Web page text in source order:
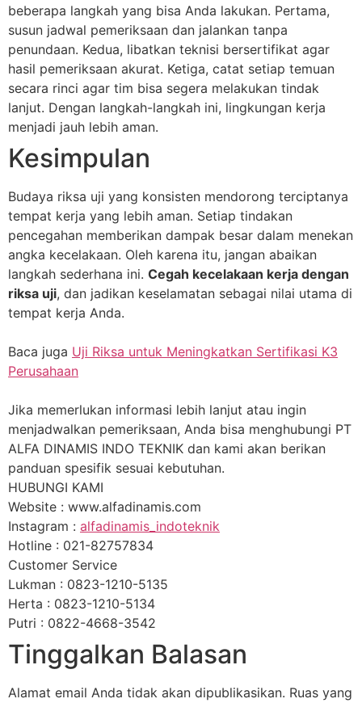
beberapa langkah yang bisa Anda lakukan. Pertama,
susun jadwal pemeriksaan dan jalankan tanpa
penundaan. Kedua, libatkan teknisi bersertifikat agar
hasil pemeriksaan akurat. Ketiga, catat setiap temuan
secara rinci agar tim bisa segera melakukan tindak
lanjut. Dengan langkah-langkah ini, lingkungan kerja
menjadi jauh lebih aman.
Kesimpulan
Budaya riksa uji yang konsisten mendorong terciptanya
tempat kerja yang lebih aman. Setiap tindakan
pencegahan memberikan dampak besar dalam menekan
angka kecelakaan. Oleh karena itu, jangan abaikan
langkah sederhana ini. Cegah kecelakaan kerja dengan
riksa uji, dan jadikan keselamatan sebagai nilai utama di
tempat kerja Anda.
Baca juga Uji Riksa untuk Meningkatkan Sertifikasi K3
Perusahaan
Jika memerlukan informasi lebih lanjut atau ingin
menjadwalkan pemeriksaan, Anda bisa menghubungi PT
ALFA DINAMIS INDO TEKNIK dan kami akan berikan
panduan spesifik sesuai kebutuhan.
HUBUNGI KAMI
Website : www.alfadinamis.com
Instagram : alfadinamis_indoteknik
Hotline : 021-82757834
Customer Service
Lukman : 0823-1210-5135
Herta : 0823-1210-5134
Putri : 0822-4668-3542
Tinggalkan Balasan
Alamat email Anda tidak akan dipublikasikan. Ruas yang